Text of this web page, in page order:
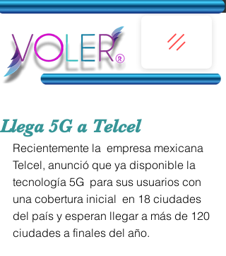
Llega 5G a Telcel
Recientemente la  empresa mexicana
Telcel, anunció que ya disponible la
tecnología 5G  para sus usuarios con
una cobertura inicial  en 18 ciudades
del país y esperan llegar a más de 120
ciudades a finales del año.